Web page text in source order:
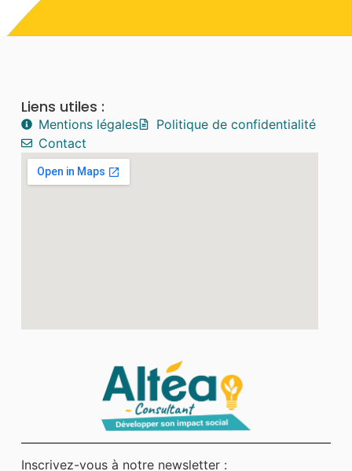
Inscrivez-vous à notre newsletter :
Liens utiles :
Mentions légales
Politique de confidentialité
Contact